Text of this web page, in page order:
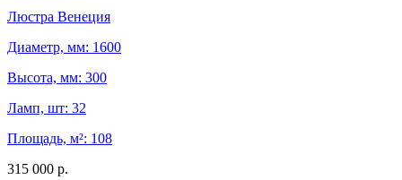
Люстра Венеция
Диаметр, мм: 1600
Высота, мм: 300
Ламп, шт: 32
Площадь, м²: 108
315 000 р.